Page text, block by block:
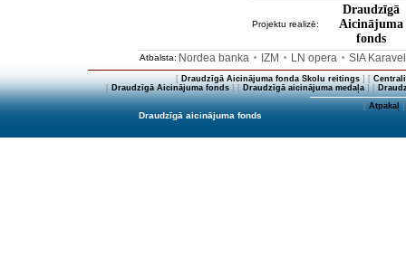
Projektu realizē:
Draudzīgā
Aicinājuma
fonds
Atbalsta: Nordea banka • IZM • LN opera • SIA
[ Draudzīgā Aicinājuma fonda Skolu reitings] [
[Draudzīgā Aicinājuma fonds] [Draudzīgā aicinājuma medaļa] [
[Atpakaļ]
Draudzīgā aicinājuma fonds